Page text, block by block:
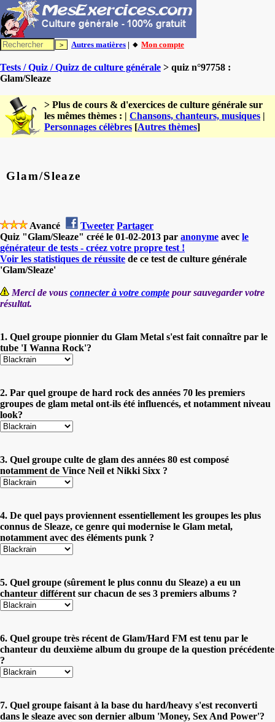
Autres matières | 🔸 Mon compte
Tests / Quiz / Quizz de culture générale > quiz n°97758 :
Glam/Sleaze
> Plus de cours & d'exercices de culture générale sur
les mêmes thèmes : | Chansons, chanteurs, musiques |
Personnages célèbres [Autres thèmes]
Glam/Sleaze
Avancé Tweeter Partager
Quiz "Glam/Sleaze" créé le 01-02-2013 par anonyme avec le
générateur de tests - créez votre propre test !
Voir les statistiques de réussite de ce test de culture générale
'Glam/Sleaze'
Merci de vous connecter à votre compte pour sauvegarder votre
résultat.
1. Quel groupe pionnier du Glam Metal s'est fait connaître par le
tube 'I Wanna Rock'?
2. Par quel groupe de hard rock des années 70 les premiers
groupes de glam metal ont-ils été influencés, et notamment niveau
look?
3. Quel groupe culte de glam des années 80 est composé
notamment de Vince Neil et Nikki Sixx ?
4. De quel pays proviennent essentiellement les groupes les plus
connus de Sleaze, ce genre qui modernise le Glam metal,
notamment avec des éléments punk ?
5. Quel groupe (sûrement le plus connu du Sleaze) a eu un
chanteur différent sur chacun de ses 3 premiers albums ?
6. Quel groupe très récent de Glam/Hard FM est tenu par le
chanteur du deuxième album du groupe de la question précédente
?
7. Quel groupe faisant à la base du hard/heavy s'est reconverti
dans le sleaze avec son dernier album 'Money, Sex And Power'?